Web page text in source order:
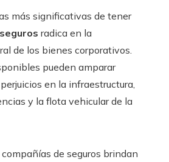
más significativas de tener
radica en la
de los bienes corporativos.
pueden amparar
en la infraestructura,
y la flota vehicular de la
de seguros brindan